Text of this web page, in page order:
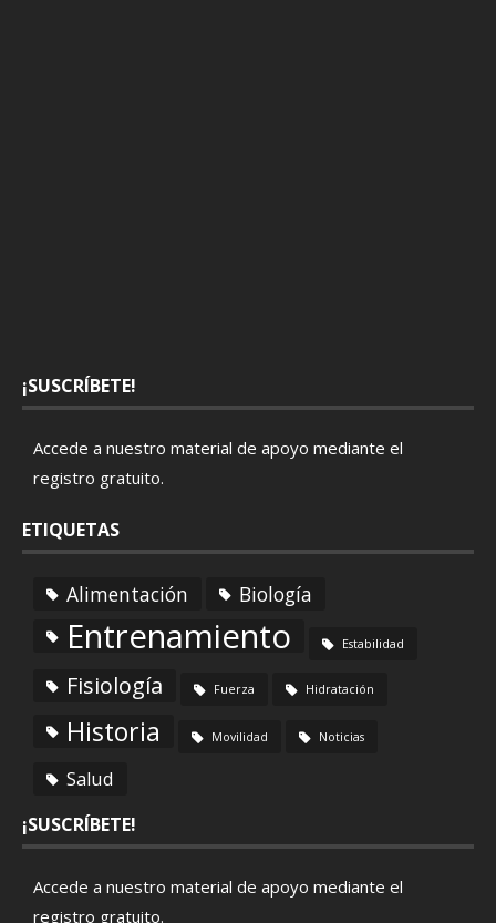
¡SUSCRÍBETE!
Accede a nuestro material de apoyo mediante el
registro gratuito.
ETIQUETAS
Alimentación Biología
Entrenamiento Estabilidad
Fisiología Fuerza Hidratación
Historia Movilidad Noticias
Salud
¡SUSCRÍBETE!
Accede a nuestro material de apoyo mediante el
registro gratuito.